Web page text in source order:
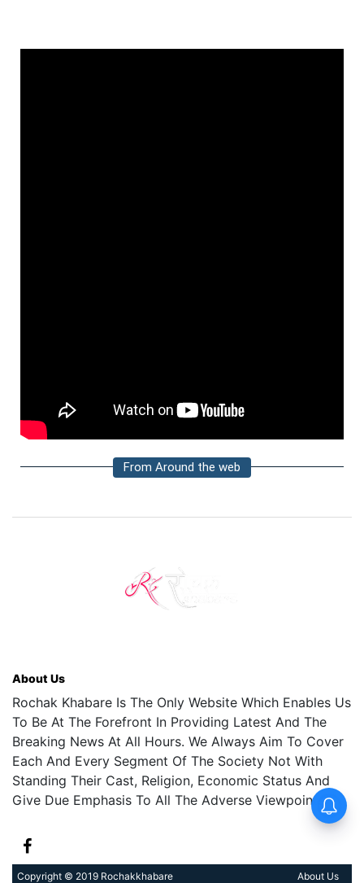
From Around the web
About Us
Rochak Khabare Is The Only Website Which Enables Us
To Be At The Forefront In Providing Latest And The
Breaking News At All Hours. We Always Aim To Cover
Each And Every Segment Of The Society Not With
Standing Their Cast, Religion, Economic Status And
Give Due Emphasis To All The Adverse Viewpoints.
Copyright © 2019 Rochakkhabare About Us